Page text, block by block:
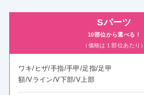
Sパーツ
10部位から選べる！
（価格は１部位あたり）
ワキ/ヒザ/手指/手甲/足指/足甲
額/Vライン/V下部/V上部